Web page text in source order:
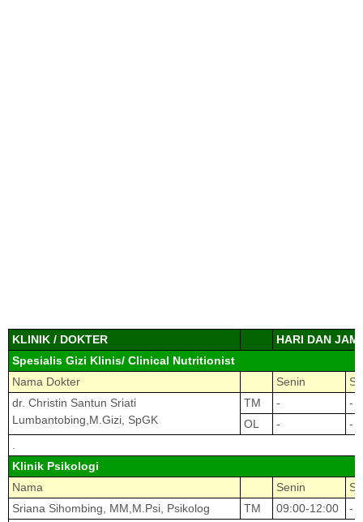
KLINIK / DOKTER
HARI DAN JAM
Spesialis Gizi Klinis/ Clinical Nutritionist
Nama Dokter
Senin
dr. Christin Santun Sriati
Lumbantobing,M.Gizi, SpGK
TM -
-
OL
-
-
.
Klinik Psikologi
Nama
Senin
Sriana Sihombing, MM,M.Psi, Psikolog
TM 09:00-12:00
-